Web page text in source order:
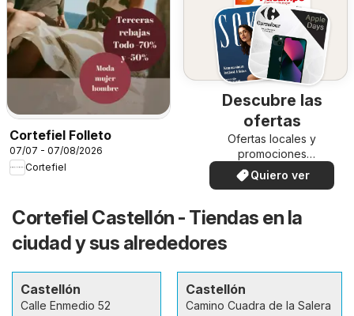
Cortefiel Folleto
07/07 - 07/08/2026
Cortefiel
Descubre las
ofertas
Ofertas locales y
promociones
especiales.
Quiero ver
Cortefiel Castellón - Tiendas en la
ciudad y sus alrededores
Castellón
Calle Enmedio 52
Castellón
Camino Cuadra de la Salera